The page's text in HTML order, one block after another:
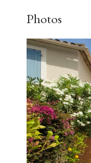
Photos